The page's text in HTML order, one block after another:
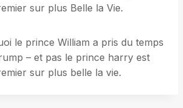
sur plus Belle la Vie.
le prince William a pris du temps
– et pas le prince harry est
sur plus belle la vie.